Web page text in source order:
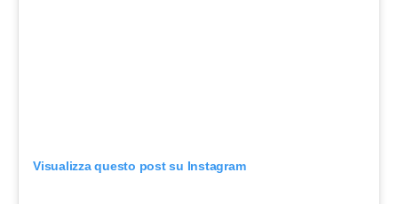
Visualizza questo post su Instagram